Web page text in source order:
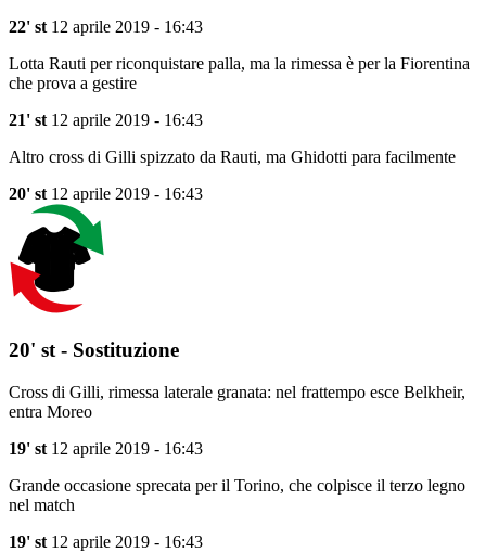
22' st 12 aprile 2019 - 16:43
Lotta Rauti per riconquistare palla, ma la rimessa è per la Fiorentina
che prova a gestire
21' st 12 aprile 2019 - 16:43
Altro cross di Gilli spizzato da Rauti, ma Ghidotti para facilmente
20' st 12 aprile 2019 - 16:43
20' st - Sostituzione
Cross di Gilli, rimessa laterale granata: nel frattempo esce Belkheir,
entra Moreo
19' st 12 aprile 2019 - 16:43
Grande occasione sprecata per il Torino, che colpisce il terzo legno
nel match
19' st 12 aprile 2019 - 16:43